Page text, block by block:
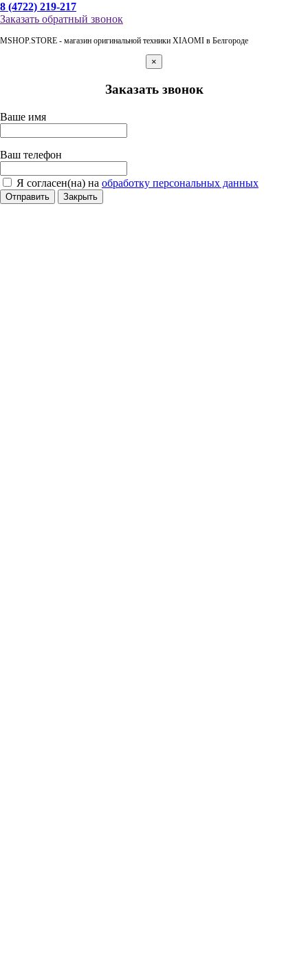
8 (4722) 219-217
Заказать обратный звонок
MSHOP.STORE - магазин оригинальной техники XIAOMI в Белгороде
×
Заказать звонок
Ваше имя
Ваш телефон
Я согласен(на) на обработку персональных данных
Отправить Закрыть